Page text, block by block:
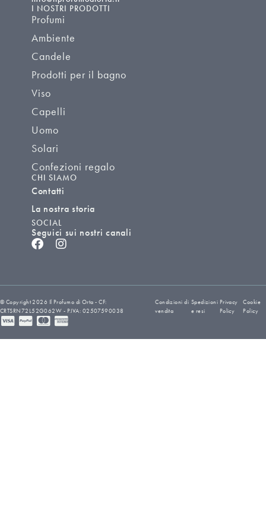
I NOSTRI PRODOTTI
Profumi
Ambiente
Candele
Prodotti per il bagno
Viso
Capelli
Uomo
Solari
Confezioni regalo
CHI SIAMO
Contatti
La nostra storia
SOCIAL
Seguici sui nostri canali
© Copyright 2026 Il Profumo di Orta - CF:
CRTSRN72L52G062W - P.IVA: 02507590038
Condizioni di
vendita
Spedizioni
e resi
Privacy
Policy
Cookie
Policy